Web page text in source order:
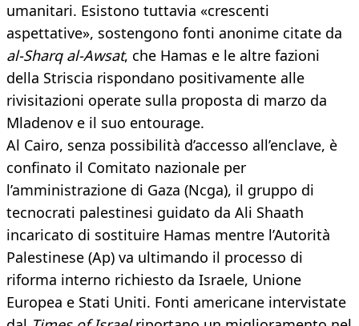
umanitari. Esistono tuttavia «crescenti
aspettative», sostengono fonti anonime citate da
al-Sharq al-Awsat, che Hamas e le altre fazioni
della Striscia rispondano positivamente alle
rivisitazioni operate sulla proposta di marzo da
Mladenov e il suo entourage.
Al Cairo, senza possibilità d’accesso all’enclave, è
confinato il Comitato nazionale per
l’amministrazione di Gaza (Ncga), il gruppo di
tecnocrati palestinesi guidato da Ali Shaath
incaricato di sostituire Hamas mentre l’Autorità
Palestinese (Ap) va ultimando il processo di
riforma interno richiesto da Israele, Unione
Europea e Stati Uniti. Fonti americane intervistate